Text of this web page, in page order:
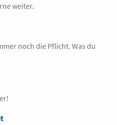
weiter.
noch die Pflicht. Was du